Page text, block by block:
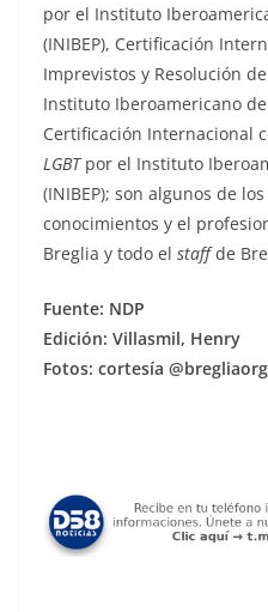
por el Instituto
(INIBEP), Certificación
Imprevistos y Resolución
Instituto Iberoamericano de
Certificación Internacional
LGBTpor el Instituto
(INIBEP); son algunos de
conocimientos y el
Breglia y todo el staffde
Fuente: NDP
Edición: Villasmil, Henry
Fotos: cortesía @bregliaorg